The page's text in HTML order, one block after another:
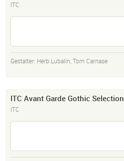
ITC
Gestalter: Herb Lubalin,Tom Carnase
ITC Avant Garde Gothic Selection
ITC